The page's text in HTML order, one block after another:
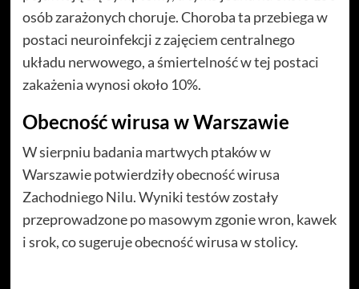
osób zarażonych choruje. Choroba ta przebiega w
postaci neuroinfekcji z zajęciem centralnego
układu nerwowego, a śmiertelność w tej postaci
zakażenia wynosi około 10%.
Obecność wirusa w Warszawie
W sierpniu badania martwych ptaków w
Warszawie potwierdziły obecność wirusa
Zachodniego Nilu. Wyniki testów zostały
przeprowadzone po masowym zgonie wron, kawek
i srok, co sugeruje obecność wirusa w stolicy.